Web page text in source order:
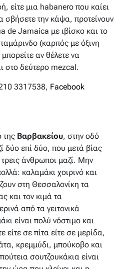
είτε μια habanero που καίει
σβήσετε την κάψα, προτείνουν
de Jamaica με ιβίσκο και το
(καρπός με όξινη
αν θέλετε να
στο δεύτερο mezcal.
3317538, Facebook
της Βαρβακείου, στην οδό
δύο επί δύο, που μετά βίας
άνθρωποι μαζί. Μην
καλαμάκι χοιρινό και
στη Θεσσαλονίκη τα
και τον κιμά τα
από τα γειτονικά
είναι πολύ νόστιμο και
είτε σε πίτα είτε σε μερίδα,
κρεμμύδι, μπούκοβο και
σουτζουκάκια είναι